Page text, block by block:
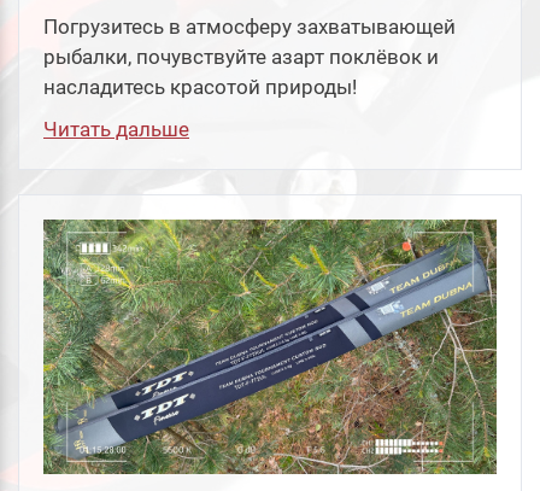
Погрузитесь в атмосферу захватывающей
рыбалки, почувствуйте азарт поклёвок и
насладитесь красотой природы!
Читать дальше